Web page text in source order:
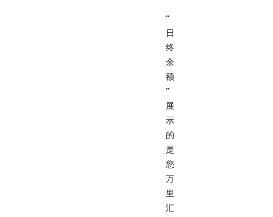
“
日
终
余
额
”
展
示
的
是
您
万
里
汇